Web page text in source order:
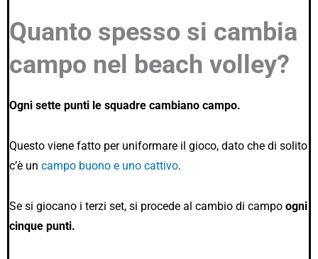
Quanto spesso si cambia
campo nel beach volley?
Ogni sette punti le squadre cambiano campo.
Questo viene fatto per uniformare il gioco, dato che di solito
c’è un campo buono e uno cattivo.
Se si giocano i terzi set, si procede al cambio di campo ogni
cinque punti.